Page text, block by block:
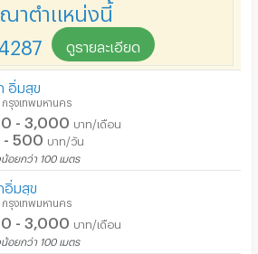
าตำแหน่งนี้
ดูรายละเอียด
อิ่มสุข
กรุงเทพมหานคร
- 3,000 บาท/เดือน
- 500 บาท/วัน
น้อยกว่า 100 เมตร
อิ่มสุข
กรุงเทพมหานคร
- 3,000 บาท/เดือน
น้อยกว่า 100 เมตร